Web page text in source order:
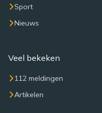
Sport
Nieuws
Veel bekeken
112 meldingen
Artikelen